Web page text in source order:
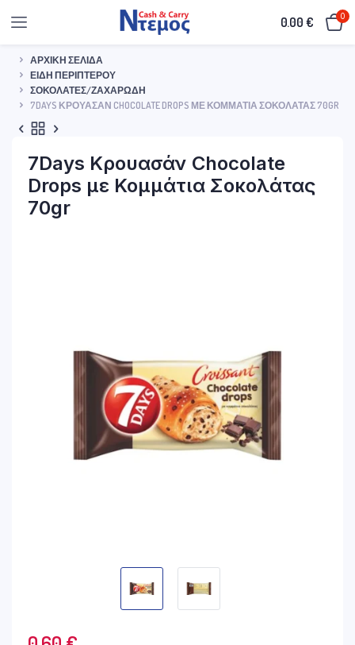
0.00€ 0
ΑΡΧΙΚΉ ΣΕΛΊΔΑ
ΕΊΔΗ ΠΕΡΙΠΤΈΡΟΥ
ΣΟΚΟΛΆΤΕΣ/ΖΑΧΑΡΏΔΗ
7DAYS ΚΡΟΥΑΣΆΝ CHOCOLATE DROPS ΜΕ ΚΟΜΜΆΤΙΑ ΣΟΚΟΛΆΤΑΣ 70GR
7Days Κρουασάν Chocolate
Drops με Κομμάτια Σοκολάτας
70gr